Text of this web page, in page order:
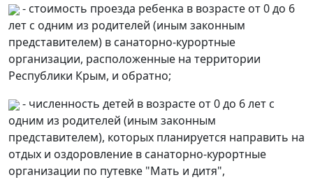
- стоимость проезда ребенка в возрасте от 0 до 6
лет с одним из родителей (иным законным
представителем) в санаторно-курортные
организации, расположенные на территории
Республики Крым, и обратно;
- численность детей в возрасте от 0 до 6 лет с
одним из родителей (иным законным
представителем), которых планируется направить на
отдых и оздоровление в санаторно-курортные
организации по путевке "Мать и дитя",